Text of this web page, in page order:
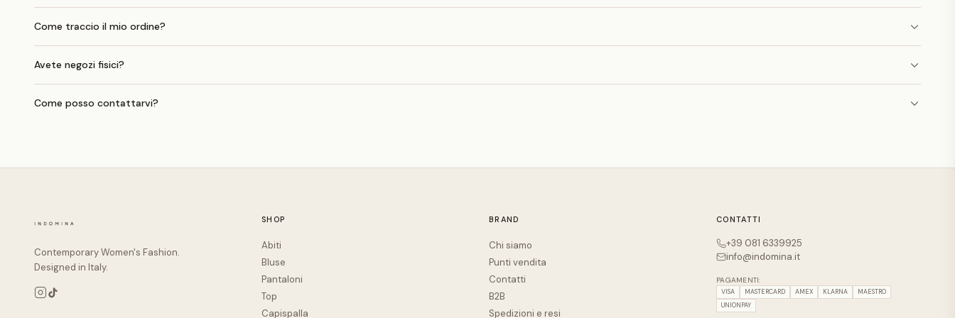
Come traccio il mio ordine?
Avete negozi fisici?
Come posso contattarvi?
Contemporary Women's Fashion.
Designed in Italy.
SHOP
Abiti
Bluse
Pantaloni
Top
Capispalla
BRAND
Chi siamo
Punti vendita
Contatti
B2B
Spedizioni e resi
CONTATTI
+39 081 6339925
info@indomina.it
PAGAMENTI:
VISA MASTERCARD AMEX KLARNA
MAESTRO
UNIONPAY